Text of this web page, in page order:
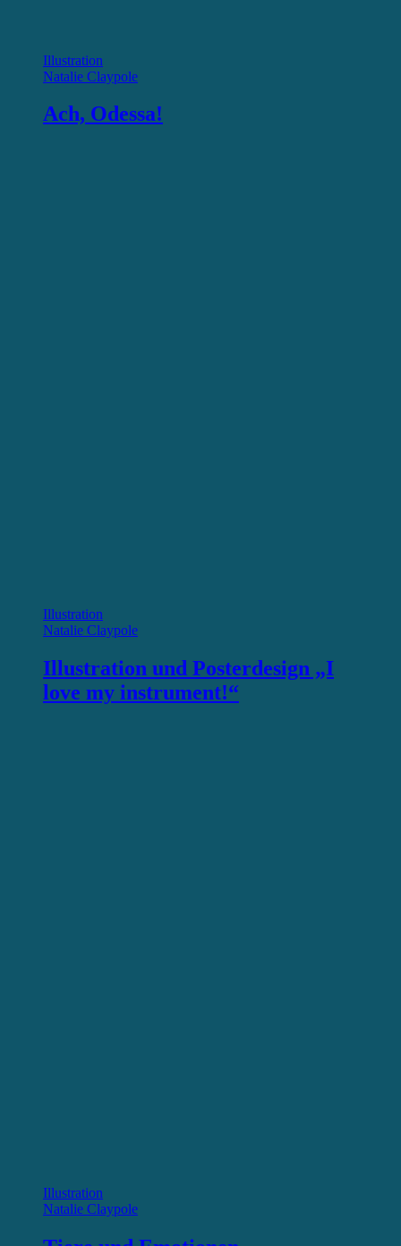
Illustration
Natalie Claypole
Ach, Odessa!
Illustration
Natalie Claypole
Illustration und Posterdesign „I
love my instrument!“
Illustration
Natalie Claypole